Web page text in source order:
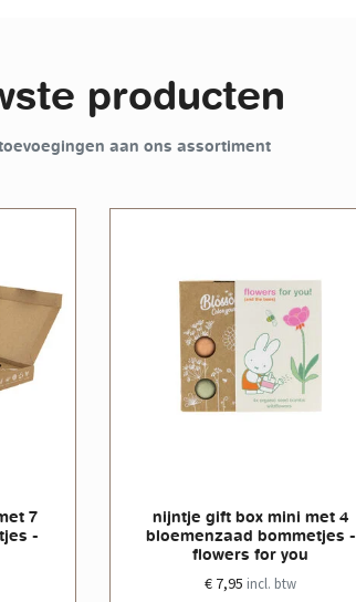
producten
aan ons assortiment
7
-
nijntje gift box mini met 4
bloemenzaad bommetjes -
flowers for you
€ 7,95 incl. btw